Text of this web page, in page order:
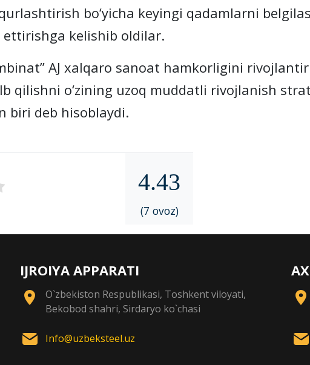
bo‘yicha keyingi qadamlarni
kelishib oldilar.
AJ xalqaro sanoat hamkorligini
qilishni o‘zining uzoq muddatli rivojlanish
biri deb hisoblaydi.
4.43
(7 ovoz)
IJROIYA APPARATI
O`zbekiston Respublikasi, Toshkent viloyati,
Bekobod shahri, Sirdaryo ko`chasi
Info@uzbeksteel.uz